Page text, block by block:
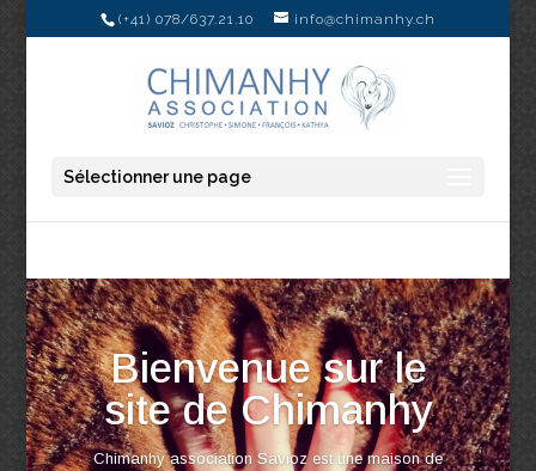
(+41) 078/637.21.10 info@chimanhy.ch
Sélectionner une page
Bienvenue sur le
site de Chimanhy
Chimanhy association Savioz est une maison de